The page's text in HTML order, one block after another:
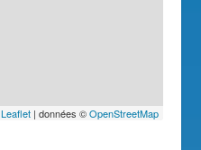
Leaflet| données ©OpenStreetMap